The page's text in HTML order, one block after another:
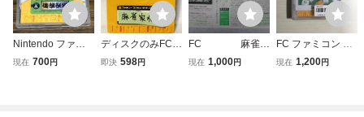
Nintendo ファミ
コン ディスクシス
現在 700円
ディスクのみFC麻
雀家族 動作確認済
即決 598円
FC 麻雀家
族 取説
現在 1,000円
FC ファミコン デ
ィスクシステム デ
現在 1,200円